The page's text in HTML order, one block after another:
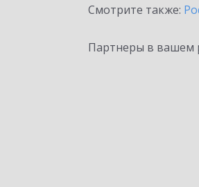
Смотрите также:
Партнеры в вашем